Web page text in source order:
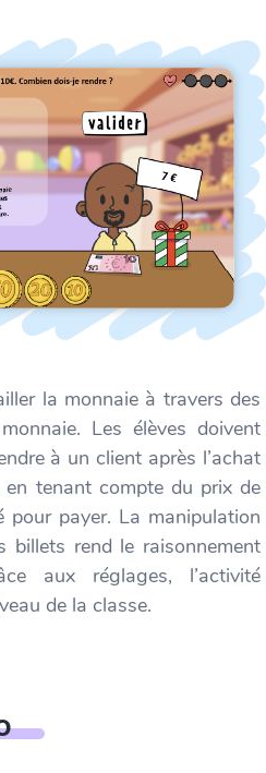
la monnaie à travers des
Les élèves doivent
à un client après l’achat
en tenant compte du prix de
pour payer. La manipulation
billets rend le raisonnement
aux réglages, l’activité
de la classe.